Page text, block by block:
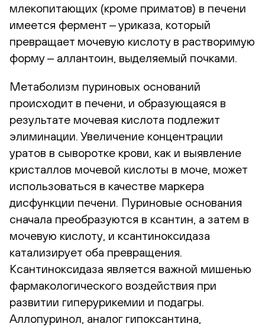
млекопитающих (кроме приматов) в печени
имеется фермент ‒ уриказа, который
превращает мочевую кислоту в растворимую
форму ‒ аллантоин, выделяемый почками.
Метаболизм пуриновых оснований
происходит в печени, и образующаяся в
результате мочевая кислота подлежит
элиминации. Увеличение концентрации
уратов в сыворотке крови, как и выявление
кристаллов мочевой кислоты в моче, может
использоваться в качестве маркера
дисфункции печени. Пуриновые основания
сначала преобразуются в ксантин, а затем в
мочевую кислоту, и ксантиноксидаза
катализирует оба превращения.
Ксантиноксидаза является важной мишенью
фармакологического воздействия при
развитии гиперурикемии и подагры.
Аллопуринол, аналог гипоксантина,